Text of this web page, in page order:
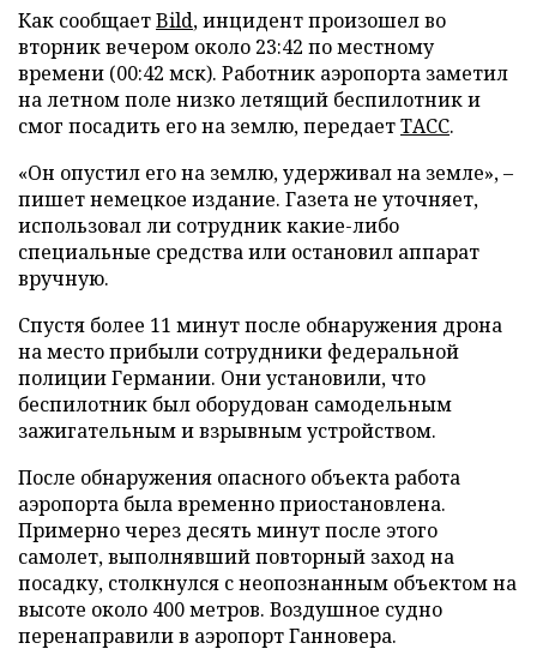
Как сообщаетBild, инцидент произошел во
вторник вечером около 23:42 по местному
времени (00:42 мск). Работник аэропорта заметил
на летном поле низко летящий беспилотник и
смог посадить его на землю, передаетТАСС.
«Он опустил его на землю, удерживал на земле», –
пишет немецкое издание. Газета не уточняет,
использовал ли сотрудник какие-либо
специальные средства или остановил аппарат
вручную.
Спустя более 11 минут после обнаружения дрона
на место прибыли сотрудники федеральной
полиции Германии. Они установили, что
беспилотник был оборудован самодельным
зажигательным и взрывным устройством.
После обнаружения опасного объекта работа
аэропорта была временно приостановлена.
Примерно через десять минут после этого
самолет, выполнявший повторный заход на
посадку, столкнулся с неопознанным объектом на
высоте около 400 метров. Воздушное судно
перенаправили в аэропорт Ганновера.